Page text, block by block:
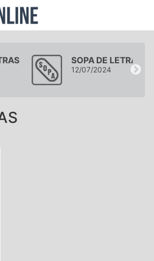
SOPA DE LETRAS
12/07/2024